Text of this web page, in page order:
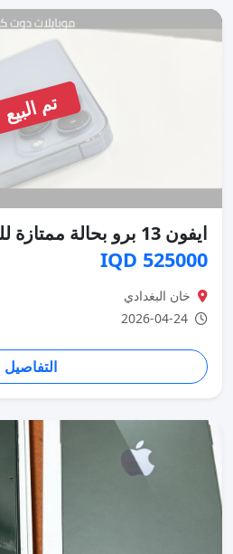
تم البيع
ايفون 13 برو بحالة ممتازة للبيع
525000 IQD
خان البغدادي
التفاصيل